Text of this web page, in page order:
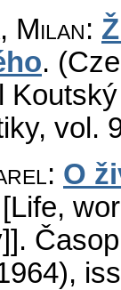
Milan:
.
, vol.
: O